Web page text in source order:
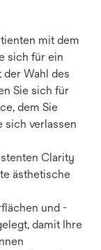
mit dem
sich für ein
Wahl des
Sie sich für
dem Sie
sich verlassen
Clarity
ästhetische
und -
damit Ihre